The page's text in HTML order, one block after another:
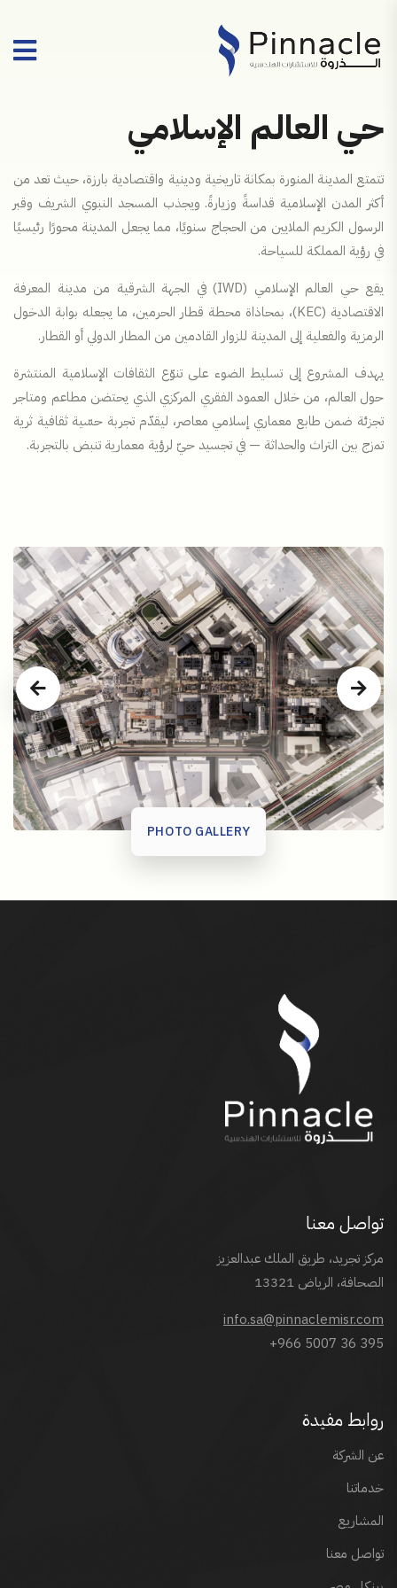
حي العالم الإسلامي
تتمتع المدينة المنورة بمكانة تاريخية ودينية واقتصادية بارزة، حيث تعد من
أكثر المدن الإسلامية قداسةً وزيارةً. ويجذب المسجد النبوي الشريف وقبر
الرسول الكريم الملايين من الحجاج سنويًا، مما يجعل المدينة محورًا رئيسيًا
في رؤية المملكة للسياحة.
يقع حي العالم الإسلامي (IWD) في الجهة الشرقية من مدينة المعرفة
الاقتصادية (KEC)، بمحاذاة محطة قطار الحرمين، ما يجعله بوابة الدخول
الرمزية والفعلية إلى المدينة للزوار القادمين من المطار الدولي أو القطار.
يهدف المشروع إلى تسليط الضوء على تنوّع الثقافات الإسلامية المنتشرة
حول العالم، من خلال العمود الفقري المركزي الذي يحتضن مطاعم ومتاجر
تجزئة ضمن طابع معماري إسلامي معاصر، ليقدّم تجربة حسّية ثقافية ثرية
تمزج بين التراث والحداثة — في تجسيد حيّ لرؤية معمارية تنبض بالتجربة.
PHOTO GALLERY
تواصل معنا
مركز تجريد، طريق الملك عبدالعزيز
الصحافة، الرياض 13321
info.sa@pinnaclemisr.com
+966 5007 36 395
روابط مفيدة
عن الشركة
خدماتنا
المشاريع
تواصل معنا